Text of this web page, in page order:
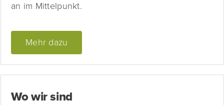
an im Mittelpunkt.
Mehr dazu
Wo wir sind